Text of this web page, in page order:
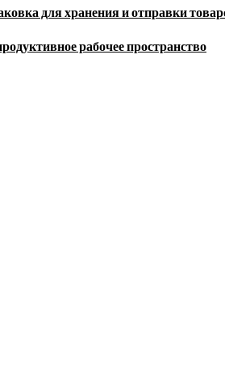
для хранения и отправки
рабочее пространство